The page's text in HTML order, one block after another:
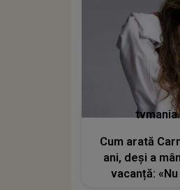
Cum arată
ani, deși a
vacanță: